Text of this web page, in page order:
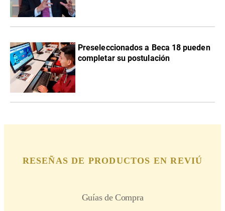
Preseleccionados a Beca 18 pueden
completar su postulación